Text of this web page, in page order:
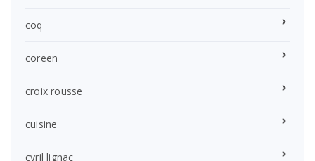
coq
coreen
croix rousse
cuisine
cyril lignac